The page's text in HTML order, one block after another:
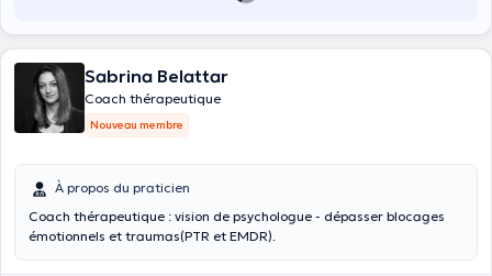
Sabrina Belattar
Coach thérapeutique
Nouveau membre
À propos du praticien
Coach thérapeutique : vision de psychologue - dépasser blocages
émotionnels et traumas(PTR et EMDR).